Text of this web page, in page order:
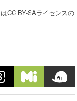
CC BY-SAライセンスの